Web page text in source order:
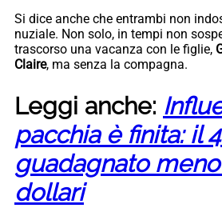
Si dice anche che entrambi non
nuziale. Non solo, in tempi non
trascorso una vacanza con le figlie,
Claire, ma senza la compagna.
Leggi anche:
pacchia è finita: il
guadagnato
dollari